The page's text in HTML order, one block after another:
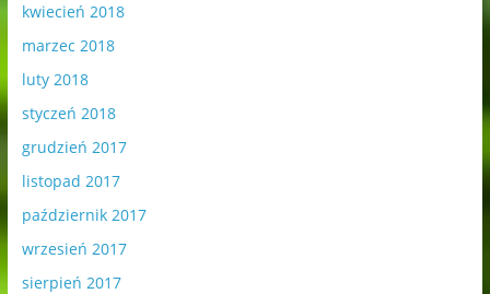
kwiecień 2018
marzec 2018
luty 2018
styczeń 2018
grudzień 2017
listopad 2017
październik 2017
wrzesień 2017
sierpień 2017